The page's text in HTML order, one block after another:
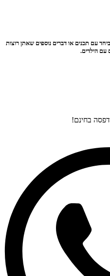
עם תכנים או דברים נוספים שאתן רוצות
עם הילדים.
בחינם!